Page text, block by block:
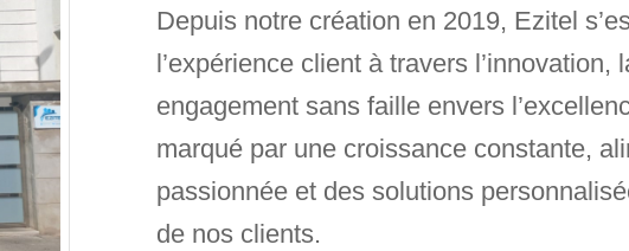
Depuis notre création en 2019, Ezitel
l’expérience client à travers
engagement sans faille envers
marqué par une croissance constante,
passionnée et des solutions
de nos clients.